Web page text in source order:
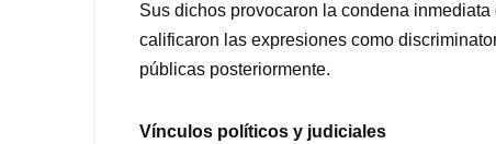
Sus dichos provocaron la condena
calificaron las expresiones como
públicas posteriormente.
Vínculos políticos y judiciales